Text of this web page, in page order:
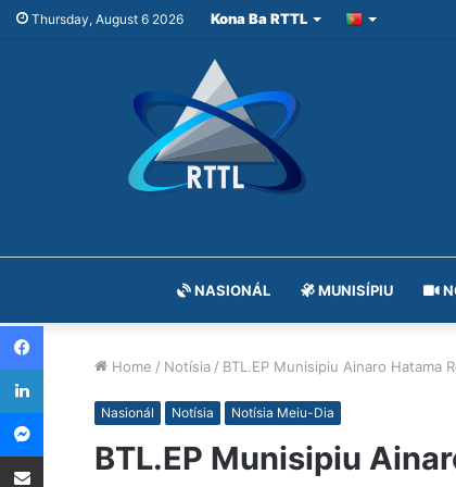
Thursday, August 6 2026 Kona Ba RTTL
NASIONÁL MUNISÍPIU
Home / Notísia / BTL.EP Munisipiu Ainaro Hatama
Nasionál Notísia Notísia Meiu-Dia
BTL.EP Munisipiu
Facebook
LinkedIn
Messenger